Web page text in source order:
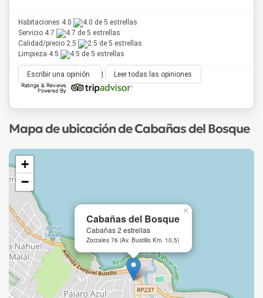
Habitaciones 4.0
Servicio 4.7
Calidad/precio 2.5
Limpieza 4.5
Escribir una opinión Leer todas las opiniones
Mapa de ubicación de Cabañas del Bosque
Cabañas del Bosque
Cabañas 2 estrellas
Zorzales 76 (Av. Bustillo Km. 10,5)
×
+
−